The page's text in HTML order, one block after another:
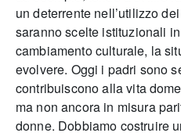
un deterrente nell’utilizzo
saranno scelte istituzionali
cambiamento culturale, la
evolvere. Oggi i padri sono
contribuiscono alla vita
ma non ancora in misura
donne. Dobbiamo costruire